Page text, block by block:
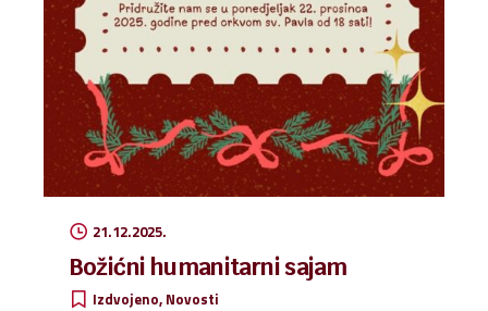
21.12.2025.
Božićni humanitarni sajam
Izdvojeno Novosti